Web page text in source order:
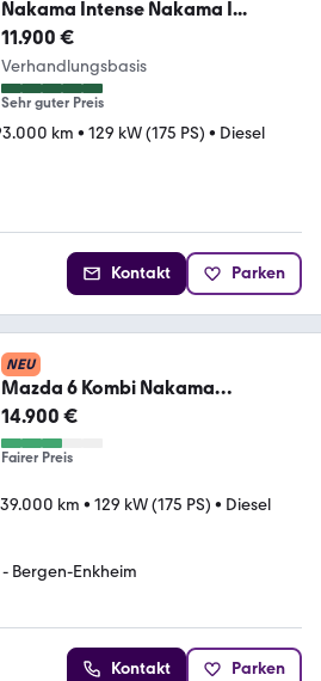
Nakama Intense Nakama I...
11.900 €
Verhandlungsbasis
Sehr guter Preis
km • 129 kW (175 PS) • Diesel
Kontakt Parken
NEU
Mazda 6 Kombi Nakama
Intense*BOSE*Kamera*Head-
Up*LED*
14.900 €
Fairer Preis
km • 129 kW (175 PS) • Diesel
Bergen-Enkheim
Kontakt Parken